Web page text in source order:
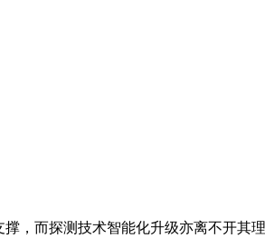
，而探测技术智能化升级亦离不开其